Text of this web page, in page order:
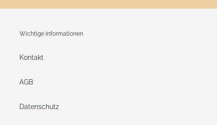
Wichtige Informationen
Kontakt
AGB
Datenschutz